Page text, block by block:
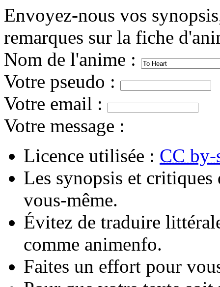
Envoyez-nous vos
remarques sur la fiche
Nom de l'anime :
Votre pseudo :
Votre email :
Votre message :
Licence utilisée : CC by-
Les synopsis et
vous-même.
Évitez de traduire
comme animenfo.
Faites un effort pour